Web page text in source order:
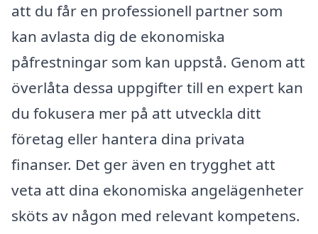
att du får en professionell partner som
kan avlasta dig de ekonomiska
påfrestningar som kan uppstå. Genom att
överlåta dessa uppgifter till en expert kan
du fokusera mer på att utveckla ditt
företag eller hantera dina privata
finanser. Det ger även en trygghet att
veta att dina ekonomiska angelägenheter
sköts av någon med relevant kompetens.